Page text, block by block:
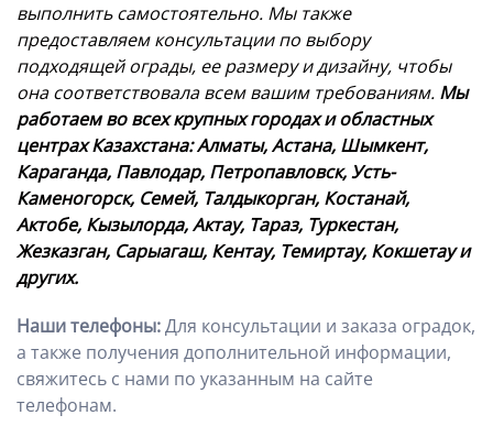
выполнить самостоятельно. Мы также
предоставляем консультации по выбору
подходящей ограды, ее размеру и дизайну, чтобы
она соответствовала всем вашим требованиям. Мы
работаем во всех крупных городах и областных
центрах Казахстана: Алматы, Астана, Шымкент,
Караганда, Павлодар, Петропавловск, Усть-
Каменогорск, Семей, Талдыкорган, Костанай,
Актобе, Кызылорда, Актау, Тараз, Туркестан,
Жезказган, Сарыагаш, Кентау, Темиртау, Кокшетау и
других.
Наши телефоны:Для консультации и заказа оградок,
а также получения дополнительной информации,
свяжитесь с нами по указанным на сайте
телефонам.